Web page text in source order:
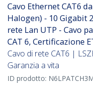
Cavo Ethernet CAT6
Halogen) - 10 Gigabit
rete Lan UTP - Cavo
CAT 6, Certificazione
Cavo di rete CAT6 |
Garanzia a vita
ID prodotto: